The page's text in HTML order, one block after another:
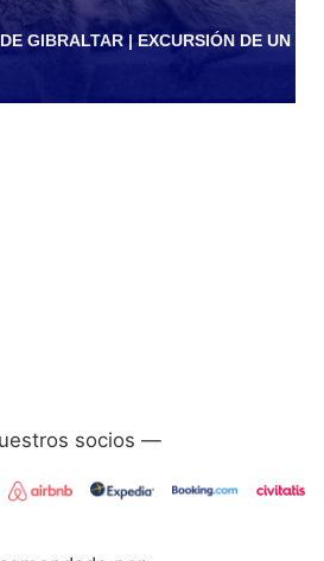
GIBRALTAR | EXCURSIÓN DE UN
—